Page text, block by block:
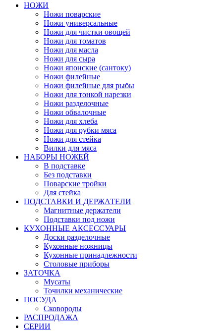
НОЖИ
Ножи поварские
Ножи универсальные
Ножи для чистки овощей
Ножи для томатов
Ножи для масла
Ножи для сыра
Ножи японские (сантоку)
Ножи филейные
Ножи филейные для рыбы
Ножи для тонкой нарезки
Ножи разделочные
Ножи обвалочные
Ножи для хлеба
Ножи для рубки мяса
Ножи для стейка
Вилки для мяса
НАБОРЫ НОЖЕЙ
В подставке
Без подставки
Поварские тройки
Для стейка
ПОДСТАВКИ И ДЕРЖАТЕЛИ
Магнитные держатели
Подставки под ножи
КУХОННЫЕ АКСЕССУАРЫ
Доски разделочные
Кухонные ножницы
Кухонные принадлежности
Столовые приборы
ЗАТОЧКА
Мусаты
Точилки механические
ПОСУДА
Сковороды
РАСПРОДАЖА
СЕРИИ